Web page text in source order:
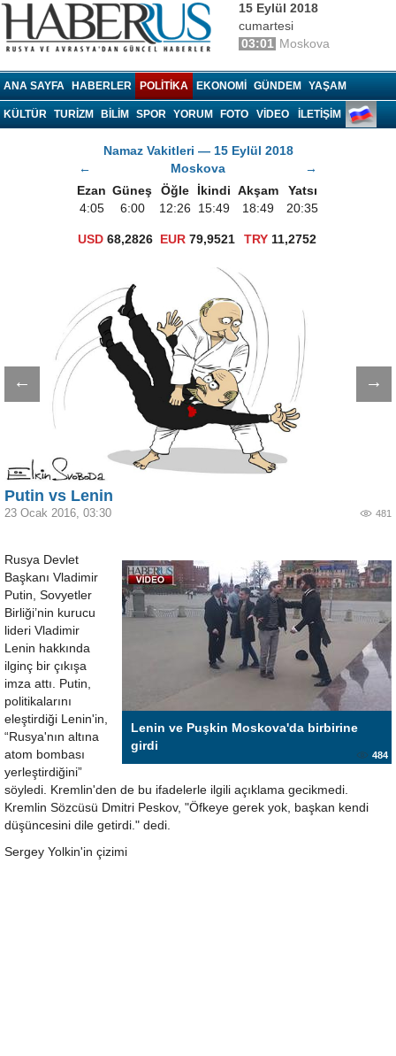
15 Eylül 2018
cumartesi
03:01 Moskova
ANA SAYFA HABERLER POLITIKA EKONOMI GÜNDEM YAŞAM
KÜLTÜR TURIZM BILIM SPOR YORUM FOTO VIDEO İLETİŞİM
Namaz Vakitleri — 15 Eylül 2018
←
Moskova
→
Ezan Güneş Öğle İkindi Akşam
Yatsı
4:05
6:00 12:26 15:49 18:49 20:35
USD 68,2826 EUR 79,9521 TRY 11,2752
← →
Putin vs Lenin
23 Ocak 2016, 03:30 481
Lenin ve Puşkin Moskova'da birbirine
girdi
484
Rusya Devlet
Başkanı Vladimir
Putin, Sovyetler
Birliği’nin kurucu
lideri Vladimir
Lenin hakkında
ilginç bir çıkışa
imza attı. Putin,
politikalarını
eleştirdiği Lenin'in,
“Rusya'nın altına
atom bombası
yerleştirdiğini”
söyledi. Kremlin'den de bu ifadelerle ilgili açıklama gecikmedi.
Kremlin Sözcüsü Dmitri Peskov, "Öfkeye gerek yok, başkan kendi
düşüncesini dile getirdi." dedi.
Sergey Yolkin'in çizimi